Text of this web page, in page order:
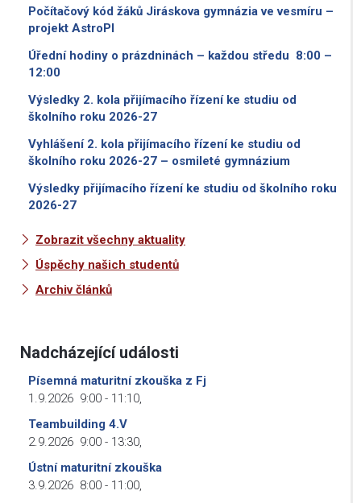
Počítačový kód žáků Jiráskova gymnázia ve vesmíru –
projekt AstroPI
Úřední hodiny o prázdninách – každou středu 8:00 –
12:00
Výsledky 2. kola přijímacího řízení ke studiu od
školního roku 2026-27
Vyhlášení 2. kola přijímacího řízení ke studiu od
školního roku 2026-27 – osmileté gymnázium
Výsledky přijímacího řízení ke studiu od školního roku
2026-27
Zobrazit všechny aktuality
Úspěchy našich studentů
Archiv článků
Nadcházející události
Písemná maturitní zkouška z Fj
1.9.2026 9:00 - 11:10,
Teambuilding 4.V
2.9.2026 9:00 - 13:30,
Ústní maturitní zkouška
3.9.2026 8:00 - 11:00,